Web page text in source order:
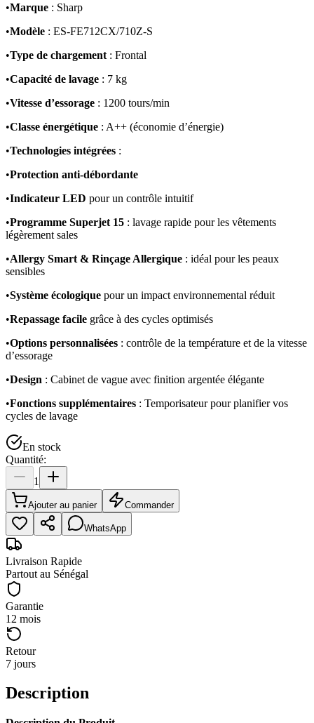
•Marque : Sharp
•Modèle : ES-FE712CX/710Z-S
•Type de chargement : Frontal
•Capacité de lavage : 7 kg
•Vitesse d’essorage : 1200 tours/min
•Classe énergétique : A++ (économie d’énergie)
•Technologies intégrées :
•Protection anti-débordante
•Indicateur LED pour un contrôle intuitif
•Programme Superjet 15 : lavage rapide pour les vêtements
légèrement sales
•Allergy Smart & Rinçage Allergique : idéal pour les peaux
sensibles
•Système écologique pour un impact environnemental réduit
•Repassage facile grâce à des cycles optimisés
•Options personnalisées : contrôle de la température et de la vitesse
d’essorage
•Design : Cabinet de vague avec finition argentée élégante
•Fonctions supplémentaires : Temporisateur pour planifier vos
cycles de lavage
En stock
Quantité:
1
Ajouter au panier Commander
WhatsApp
Livraison Rapide
Partout au Sénégal
Garantie
12 mois
Retour
7 jours
Description